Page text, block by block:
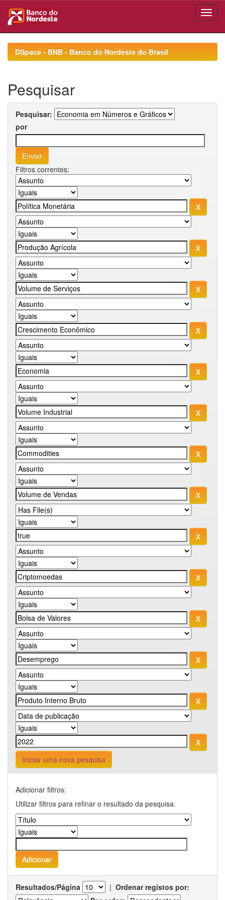
navigationDSpace - BNB - Banco do Nordeste do Brasil
Pesquisar
Pesquisar:
por
Filtros correntes:
Iniciar uma nova pesquisa
Adicionar filtros:
Utilizar filtros para refinar o resultado da pesquisa.
Resultados/Página | Ordenar registos por: